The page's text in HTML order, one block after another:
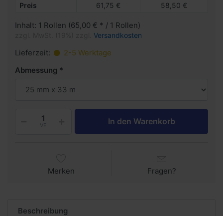
Preis
61,75 € 58,50 €
Inhalt: 1 Rollen (65,00 € * / 1 Rollen)
Versandkosten
Lieferzeit:
2-5 Werktage
Abmessung
VE In den Warenkorb
Merken Fragen?
Beschreibung